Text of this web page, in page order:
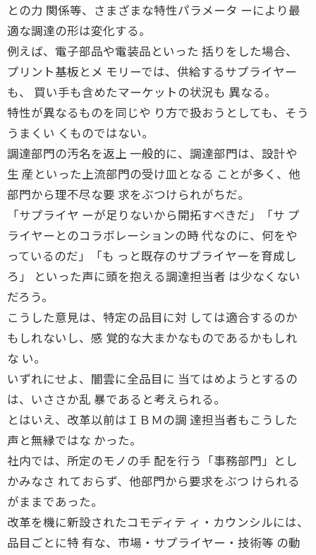
との力 関係等、さまざまな特性パラメータ ーにより最
適な調達の形は変化する。
例えば、電子部品や電装品といった 括りをした場合、
プリント基板とメ モリーでは、供給するサプライヤー
も、 買い手も含めたマーケットの状況も 異なる。
特性が異なるものを同じや り方で扱おうとしても、そう
うまくい くものではない。
調達部門の汚名を返上 一般的に、調達部門は、設計や
生 産といった上流部門の受け皿となる ことが多く、他
部門から理不尽な要 求をぶつけられがちだ。
「サプライヤ ーが足りないから開拓すべきだ」「サ プ
ライヤーとのコラボレーションの時 代なのに、何をや
っているのだ」「も っと既存のサプライヤーを育成し
ろ」 といった声に頭を抱える調達担当者 は少なくない
だろう。
こうした意見は、特定の品目に対 しては適合するのか
もしれないし、感 覚的な大まかなものであるかもしれ
な い。
いずれにせよ、闇雲に全品目に 当てはめようとするの
は、いささか乱 暴であると考えられる。
とはいえ、改革以前はＩＢＭの調 達担当者もこうした
声と無縁ではな かった。
社内では、所定のモノの手 配を行う「事務部門」とし
かみなさ れておらず、他部門から要求をぶつ けられる
がままであった。
改革を機に新設されたコモディテ ィ・カウンシルには、
品目ごとに特 有な、市場・サプライヤー・技術等 の動